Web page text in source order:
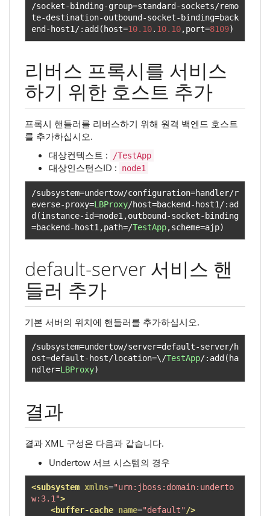
/socket- binding-group=standard -sockets/remo
te-destination-outbound -socket- binding=back
end - host1 /: add ( host=10.10. 10.10,port=8109)
리버스 프록시를 서비스
하기 위한 호스트 추가
프록시 핸들러를 리버스하기 위해 원격 백엔드 호스트
를 추가하십시오.
대상컨텍스트 :
/TestApp
대상인스턴스ID : node1
/subsystem=undertow/configuration=handler/r
everse-proxy=LBProxy/host=backend - host1 /: ad
d (instance-id=node1 ,outbound -socket- binding
=backend - host1 ,path=/TestApp,scheme=ajp)
default-server 서비스 핸
들러 추가
기본 서버의 위치에 핸들러를 추가하십시오.
/subsystem=undertow/server=default-server/h
ost=default- host/location=\/TestApp/: add ( ha
ndler=LBProxy)
결과
결과 XML 구성은 다음과 같습니다.
Undertow 서브 시스템의 경우
<subsystem xmlns="urn:jboss:domain:underto
w:3.1">
<buffer-cache name="default"/>